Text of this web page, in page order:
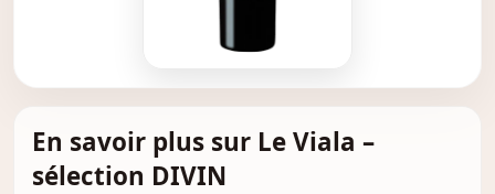
En savoir plus sur Le Viala –
sélection DIVIN